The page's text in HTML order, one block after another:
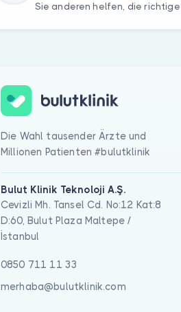
Sie anderen helfen, die richtige
Die Wahl tausender Ärzte und
Millionen Patienten #bulutklinik
Bulut Klinik Teknoloji A.Ş.
Cevizli Mh. Tansel Cd. No:12 Kat:8
D:60, Bulut Plaza Maltepe /
İstanbul
0850 711 11 33
merhaba@bulutklinik.com